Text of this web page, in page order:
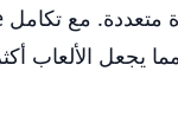
يجعل الألعاب